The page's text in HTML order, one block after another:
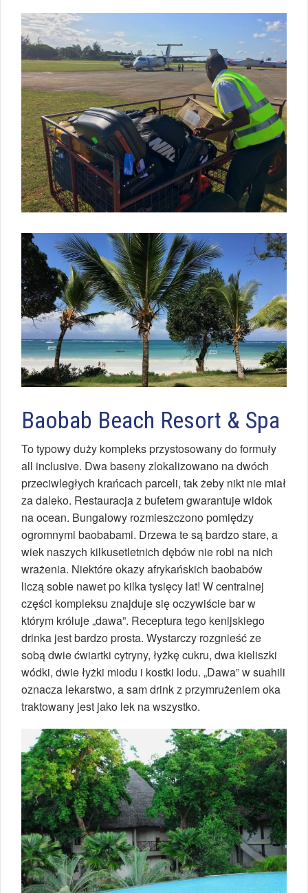
Baobab Beach Resort & Spa
To typowy duży kompleks przystosowany do formuły
all inclusive. Dwa baseny zlokalizowano na dwóch
przeciwległych krańcach parceli, tak żeby nikt nie miał
za daleko. Restauracja z bufetem gwarantuje widok
na ocean. Bungalowy rozmieszczono pomiędzy
ogromnymi baobabami. Drzewa te są bardzo stare, a
wiek naszych kilkusetletnich dębów nie robi na nich
wrażenia. Niektóre okazy afrykańskich baobabów
liczą sobie nawet po kilka tysięcy lat! W centralnej
części kompleksu znajduje się oczywiście bar w
którym króluje „dawa”. Receptura tego kenijskiego
drinka jest bardzo prosta. Wystarczy rozgnieść ze
sobą dwie ćwiartki cytryny, łyżkę cukru, dwa kieliszki
wódki, dwie łyżki miodu i kostki lodu. „Dawa” w suahili
oznacza lekarstwo, a sam drink z przymrużeniem oka
traktowany jest jako lek na wszystko.